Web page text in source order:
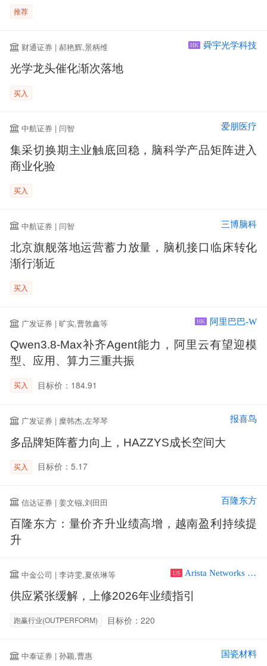
推荐
财通证券 | 郝艳辉,景柄维 HK 舜宇光学科技
光学龙头催化渐次落地
买入
中航证券 | 闫智 爱朋医疗
集采切换期主业触底回稳，脑科学产品矩阵进入
商业化验
买入
中航证券 | 闫智 三博脑科
北京旗舰落地运营蓄力放量，脑机接口临床转化
渐行渐近
买入
广发证券 | 旷实,曹敦鑫等 HK 阿里巴巴-W
Qwen3.8-Max补齐Agent能力，阿里云有望迎模
型、应用、算力三重共振
买入 目标价：184.91
广发证券 | 糜韩杰,左琴琴 报喜鸟
多品牌矩阵蓄力向上，HAZZYS成长空间大
买入 目标价：5.17
信达证券 | 姜文镪,刘田田 百隆东方
百隆东方：量价齐升业绩高增，越南盈利持续提
升
中金公司 | 李诗雯,夏依琳等 US Arista Networks Inc
供应紧张缓解，上修2026年业绩指引
跑赢行业(OUTPERFORM) 目标价：220
中泰证券 | 孙颖,曹惠 国瓷材料